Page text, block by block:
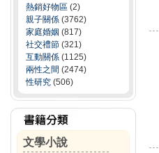
熱銷好物區 (2)
親子關係 (3762)
家庭婚姻 (817)
社交禮節 (321)
互動關係 (1125)
兩性之間 (2474)
性研究 (506)
文學小說